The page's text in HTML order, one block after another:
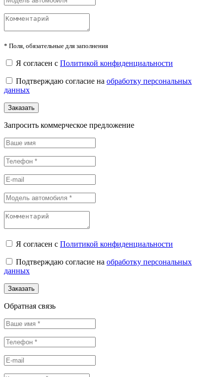
* Поля, обязательные для заполнения
Я согласен с Политикой конфиденциальности
Подтверждаю согласие на обработку персональных
данных
Заказать
Запросить коммерческое предложение
Я согласен с Политикой конфиденциальности
Подтверждаю согласие на обработку персональных
данных
Заказать
Обратная связь